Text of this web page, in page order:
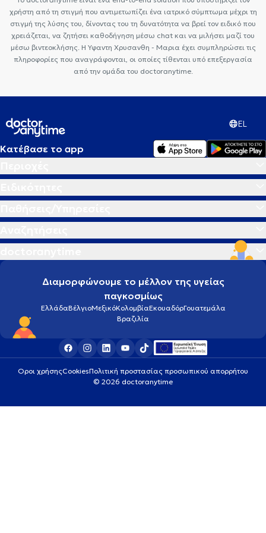
χρήστη από τη στιγμή που αντιμετωπίζει ένα ιατρικό σύμπτωμα μέχρι τη
στιγμή της λύσης του, δίνοντας του τη δυνατότητα να βρεί τον ειδικό που
χρειάζεται, να ζητήσει καθοδήγηση μέσω chat και να μιλήσει μαζί του
μέσω βιντεοκλήσης. Η Υφαντη Χρυσανθη - Μαρια έχει συμπληρώσει τις
πληροφορίες που αναγράφονται, οι οποίες τίθενται υπό επεξεργασία
από την ομάδα του doctoranytime.
EL
Κατέβασε το app
Διαμορφώνουμε το μέλλον της υγείας
παγκοσμίως
ΕλλάδαΒέλγιοΜεξικόΚολομβίαΕκουαδόρΓουατεμάλα
Βραζιλία
Οροι χρήσηςCookiesΠολιτική προστασίας προσωπικού απορρήτου
© 2026 doctoranytime